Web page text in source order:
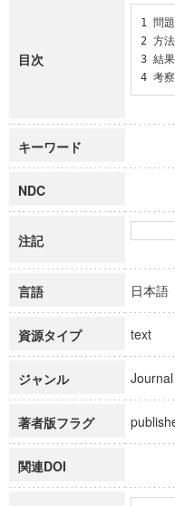
目次
1 問題
2 方法
3 結果
4 考察
キーワード
NDC
注記
言語 日本語
資源タイプ text
ジャンル
著者版フラグ
関連DOI